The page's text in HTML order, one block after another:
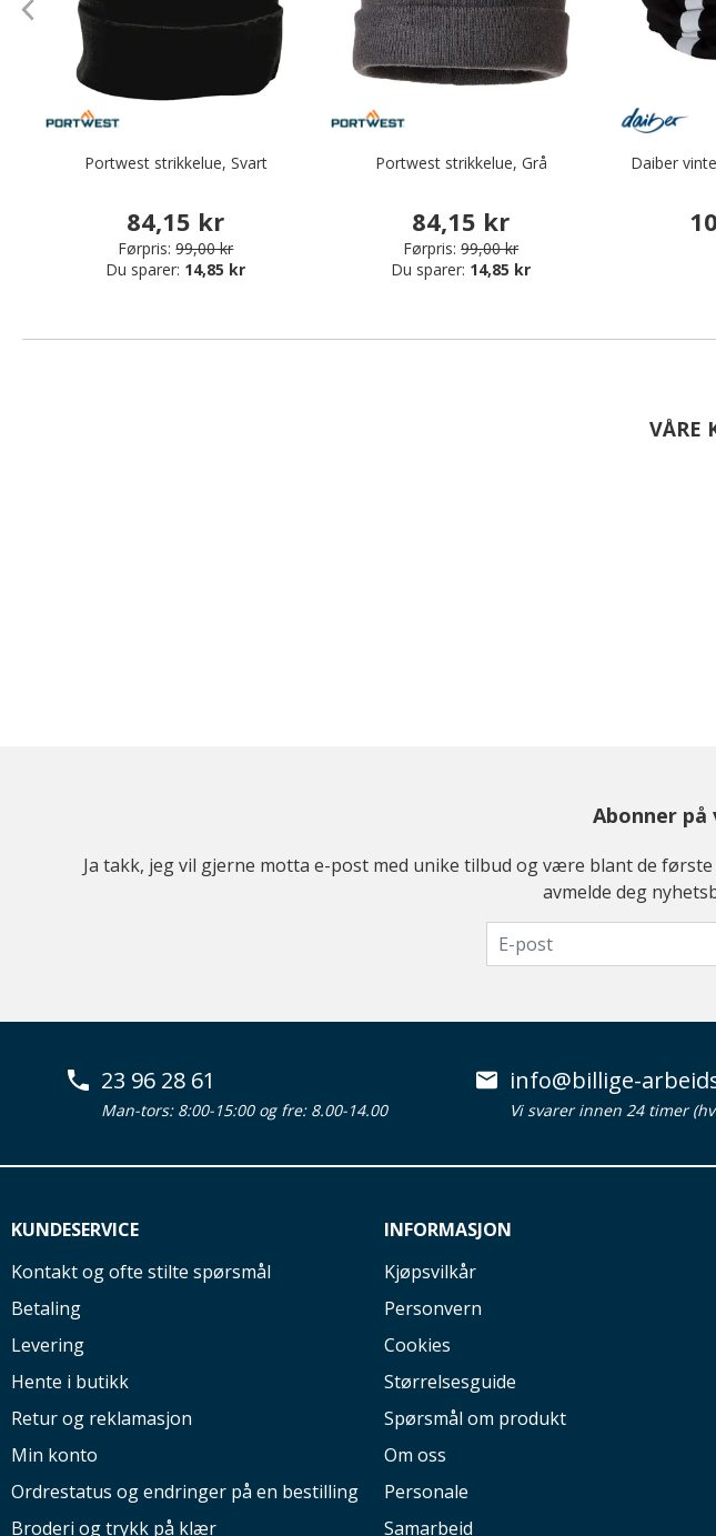
Portwest strikkelue, Svart
84,15 kr
Førpris: 99,00 kr
Du sparer: 14,85 kr
Portwest strikkelue, Grå
84,15 kr
Førpris: 99,00 kr
Du sparer: 14,85 kr
Daiber
VÅRE
Abonner
Ja takk, jeg vil gjerne motta e-post med unike tilbud og være blant de
avmelde deg
23 96 28 61
Man-tors: 8:00-15:00 og fre: 8.00-14.00
info@billige-
Vi svarer innen 24 timer
KUNDESERVICE
Kontakt og ofte stilte spørsmål
Betaling
Levering
Hente i butikk
Retur og reklamasjon
Min konto
Ordrestatus og endringer på en bestilling
Broderi og trykk på klær
INFORMASJON
Kjøpsvilkår
Personvern
Cookies
Størrelsesguide
Spørsmål om produkt
Om oss
Personale
Samarbeid